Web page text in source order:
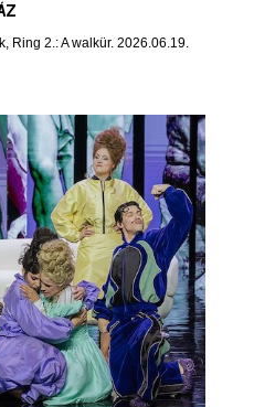
Ring 2.: A walkür. 2026.06.19.